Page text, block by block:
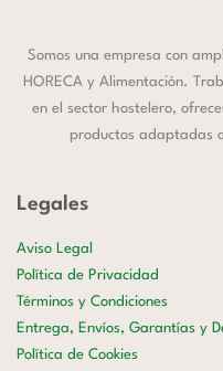
Somos una empresa con
HORECA y Alimentación.
en el sector hostelero,
productos adaptadas
Legales
Aviso Legal
Política de Privacidad
Términos y Condiciones
Entrega, Envíos, Garantías y
Política de Cookies